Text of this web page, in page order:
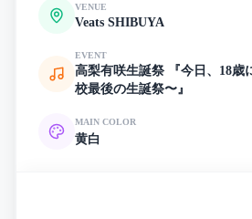
VENUE
Veats SHIBUYA
EVENT
高梨有咲生誕祭 『今日、18歳
校最後の生誕祭〜』
MAIN COLOR
黄白